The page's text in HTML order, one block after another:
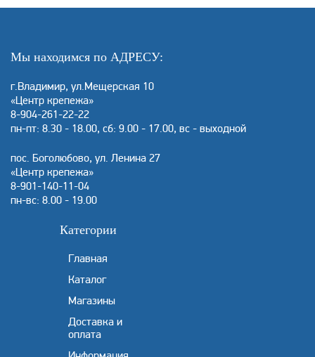
Мы находимся по АДРЕСУ:
г.Владимир, ул.Мещерская 10
«Центр крепежа»
8-904-261-22-22
пн-пт: 8.30 - 18.00, сб: 9.00 - 17.00, вс - выходной
пос. Боголюбово, ул. Ленина 27
«Центр крепежа»
8-901-140-11-04
пн-вс: 8.00 - 19.00
Категории
Главная
Каталог
Магазины
Доставка и
оплата